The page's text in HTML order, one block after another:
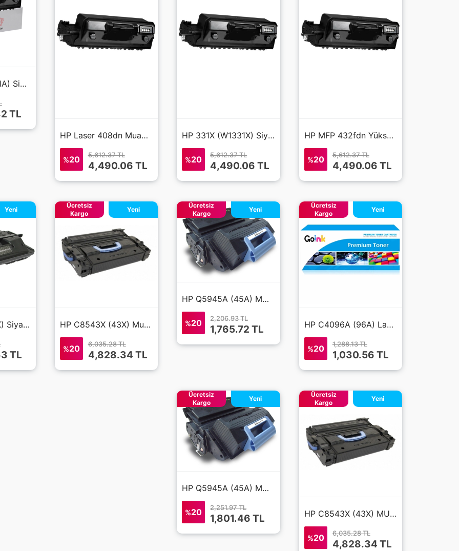
HP 331A (W1331A) Siyah Muadil Toner
TL
HP Laser 408dn Muadil Toner Yüksek Kapasite 331X
%20 5,612.37 TL
4,490.06 TL
HP 331X (W1331X) Siyah Muadil Toner Yüksek Kapasite
%20 5,612.37 TL
4,490.06 TL
HP MFP 432fdn Yüksek Kapasite Siyah Muadil Toner 331X
%20 5,612.37 TL
4,490.06 TL
HP C8061X (61X) Siyah Muadil Toner
Yeni
TL
HP C8543X (43X) Muadil Toner
Ücretsiz
Kargo
Yeni
%20 6,035.28 TL
4,828.34 TL
HP Q5945A (45A) MUADİL SİYAH TONER
Ücretsiz
Kargo
Yeni
%20 2,206.93 TL
1,765.72 TL HP C4096A (96A) Laserjet 2000 Muadil Toner
Ücretsiz
Kargo
Yeni
%20 1,288.13 TL
1,030.56 TL
HP Q5945A (45A) MUADİL LaserJet 4345 SİYAH TONER
Ücretsiz
Kargo
Yeni
%20 2,251.97 TL
1,801.46 TL HP C8543X (43X) MUADİL TONER LaserJet 9000
Ücretsiz
Kargo
Yeni
%20 6,035.28 TL
4,828.34 TL